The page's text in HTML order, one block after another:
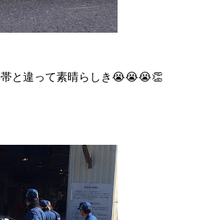
と違って素晴らしき😭😭😭👏